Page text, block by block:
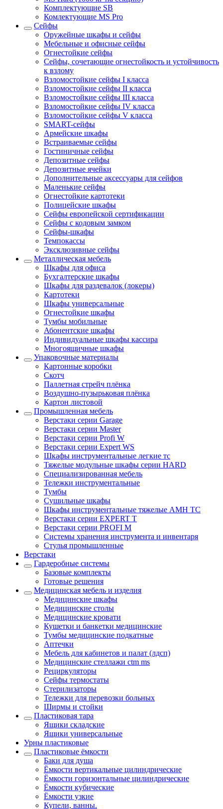
Комплектующие SB
Комлектующие MS Pro
Сейфы
Оружейные шкафы и сейфы
Мебельные и офисные сейфы
Огнестойкие сейфы
Сейфы, сочетающие огнестойкость и устойчивость
к взлому
Взломостойкие сейфы I класса
Взломостойкие сейфы II класса
Взломостойкие сейфы III класса
Взломостойкие сейфы IV класса
Взломостойкие сейфы V класса
SMART-сейфы
Армейские шкафы
Встраиваемые сейфы
Гостиничные сейфы
Депозитные сейфы
Депозитные ячейки
Дополнительные аксессуары для сейфов
Маленькие сейфы
Огнестойкие картотеки
Полицейские шкафы
Сейфы европейской сертификации
Сейфы с кодовым замком
Сейфы-шкафы
Темпокассы
Эксклюзивные сейфы
Металлическая мебель
Шкафы для офиса
Бухгалтерские шкафы
Шкафы для раздевалок (локеры)
Картотеки
Шкафы универсальные
Огнестойкие шкафы
Тумбы мобильные
Абонентские шкафы
Индивидуальные шкафы кассира
Многоящичные шкафы
Упаковочные материалы
Картонные коробки
Скотч
Паллетная стрейч плёнка
Воздушно-пузырьковая плёнка
Картон листовой
Промышленная мебель
Верстаки серии Garage
Верстаки серии Master
Верстаки серии Profi W
Верстаки серии Expert WS
Шкафы инструментальные легкие тс
Тяжелые модульные шкафы серии HARD
Cпециализированная мебель
Тележки инструментальные
Тумбы
Cушильные шкафы
Шкафы инструментальные тяжелые AMH TC
Верстаки серии EXPERT T
Верстаки серии PROFI M
Системы хранения инструмента и инвентаря
Стулья промышленные
Верстаки
Гардеробные системы
Базовые комплекты
Готовые решения
Медицинская мебель и изделия
Медицинские шкафы
Медицинские столы
Медицинские кровати
Кушетки и банкетки медицинские
Тумбы медицинские подкатные
Аптечки
Мебель для кабинетов и палат (лдсп)
Медицинские стеллажи ctm ms
Рециркуляторы
Сейфы термостаты
Стерилизаторы
Тележки для перевозки больных
Ширмы и стойки
Пластиковая тара
Ящики складские
Ящики универсальные
Урны пластиковые
Пластиковые ёмкости
Баки для душа
Ёмкости вертикальные цилиндрические
Ёмкости горизонтальные цилиндрические
Ёмкости кубические
Ёмкости узкие
Купели, ванны.